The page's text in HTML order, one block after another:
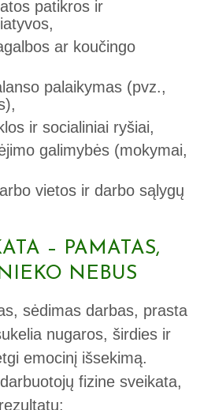
patikros ir
ar koučingo
palaikymas (pvz.,
ir socialiniai ryšiai,
galimybės (mokymai,
vietos ir darbo sąlygų
– PAMATAS,
NEBUS
sėdimas darbas, prasta
nugaros, širdies ir
emocinį išsekimą.
fizine sveikata,